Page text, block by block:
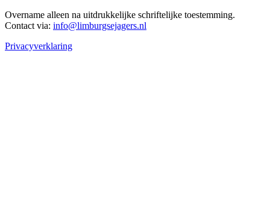
Overname alleen na uitdrukkelijke schriftelijke toestemming.
Contact via: info@limburgsejagers.nl
Privacyverklaring